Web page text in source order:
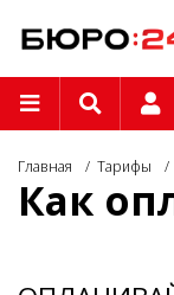
Главная Тарифы
Как